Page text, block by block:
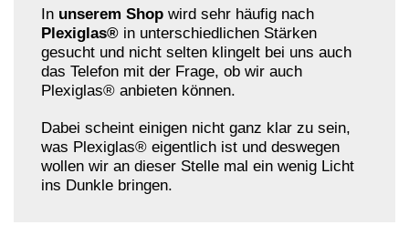
In unserem Shop wird sehr häufig nach
Plexiglas® in unterschiedlichen Stärken
gesucht und nicht selten klingelt bei uns auch
das Telefon mit der Frage, ob wir auch
Plexiglas® anbieten können.
Dabei scheint einigen nicht ganz klar zu sein,
was Plexiglas® eigentlich ist und deswegen
wollen wir an dieser Stelle mal ein wenig Licht
ins Dunkle bringen.